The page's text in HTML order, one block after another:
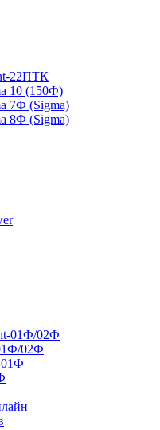
22ПТК
10 (150Ф)
7Ф (Sigma)
8Ф (Sigma)
01Ф/02Ф
02Ф